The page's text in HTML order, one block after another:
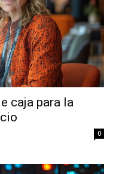
caja para la
0